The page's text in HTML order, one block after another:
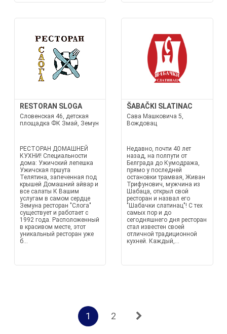
RESTORAN SLOGA
Словенская 46, детская
площадка ФК Змай, Земун
РЕСТОРАН ДОМАШНЕЙ
КУХНИ! Специальности
дома: Ужичский лепешка
Ужичская пршута
Телятина, запеченная под
крышей Домашний айвар и
все салаты К Вашим
услугам в самом сердце
Земуна ресторан "Слога"
существует и работает с
1992 года. Расположенный
в красивом месте, этот
уникальный ресторан уже
б...
ŠABAČKI SLATINAC
Сава Машковича 5,
Вождовац
Недавно, почти 40 лет
назад, на полпути от
Белграда до Кумодража,
прямо у последней
остановки трамвая, Живан
Трифунович, мужчина из
Шабаца, открыл свой
ресторан и назвал его
"Шабачки слатинац"! С тех
самых пор и до
сегодняшнего дня ресторан
стал известен своей
отличной традиционной
кухней. Каждый,...
1 2